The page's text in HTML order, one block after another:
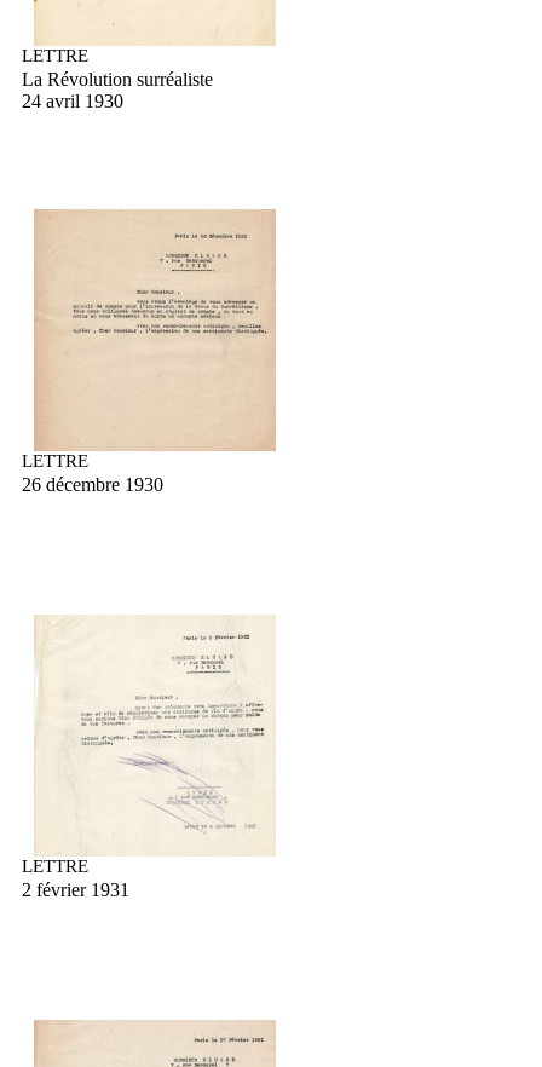
LETTRE
La Révolution surréaliste
24 avril 1930
LETTRE
26 décembre 1930
LETTRE
2 février 1931